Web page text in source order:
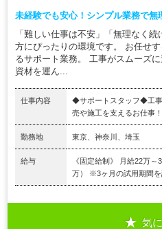
未経験でも安心！シンプル業務で
「難しい仕事は不安」「無理なく
方にぴったりの環境です。 お任せ
るサポート業務。 工事がスムーズ
資材を運ん...
仕事内容
◆サポートスタッフ◆工事
売や施⼯を⽀えるお仕事！
勤務地 東京、神奈川、埼玉
給与
《固定給制》 月給22万
万） ※3ヶ⽉の試⽤期間を
気